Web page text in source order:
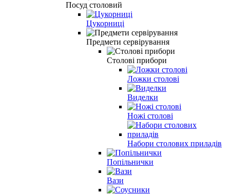
Посуд столовий
Цукорниці
Предмети сервірування
Столові прибори
Ложки столові
Виделки
Ножі столові
Набори столових приладів
Попільнички
Вази